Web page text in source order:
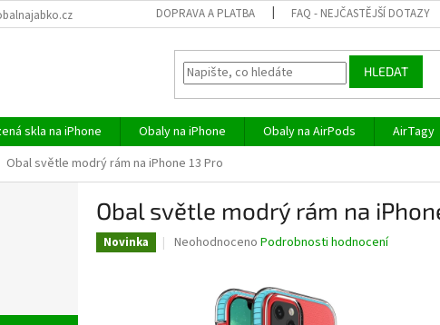
DOPRAVA A PLATBA FAQ - NEJČASTĚJŠÍ DOTAZY
HLEDAT
skla na iPhone Obaly na iPhone Obaly na AirPods AirTagy
Obal světle modrý rám na iPhone 13 Pro
Obal světle modrý rám na
Novinka
Průměrné
Neohodnoceno Podrobnosti hodnocení